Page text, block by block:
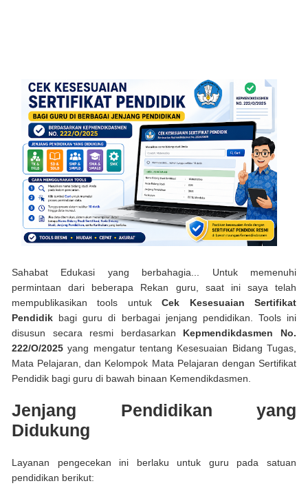
Sahabat Edukasi yang berbahagia... Untuk memenuhi
permintaan dari beberapa Rekan guru, saat ini saya telah
mempublikasikan tools untukCek Kesesuaian Sertifikat
Pendidik bagi guru di berbagai jenjang pendidikan. Tools ini
disusun secara resmi berdasarkan Kepmendikdasmen No.
222/O/2025 yang mengatur tentang Kesesuaian Bidang Tugas,
Mata Pelajaran, dan Kelompok Mata Pelajaran dengan Sertifikat
Pendidik bagi guru di bawah binaan Kemendikdasmen.
Jenjang Pendidikan yang
Didukung
Layanan pengecekan ini berlaku untuk guru pada satuan
pendidikan berikut: